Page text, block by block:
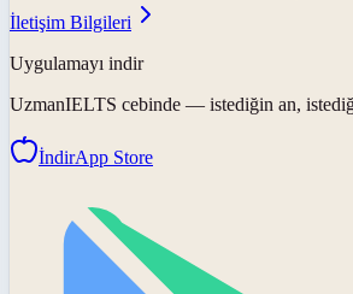
İletişim Bilgileri
Uygulamayı indir
UzmanIELTS cebinde — istediğin an,
İndirApp Store